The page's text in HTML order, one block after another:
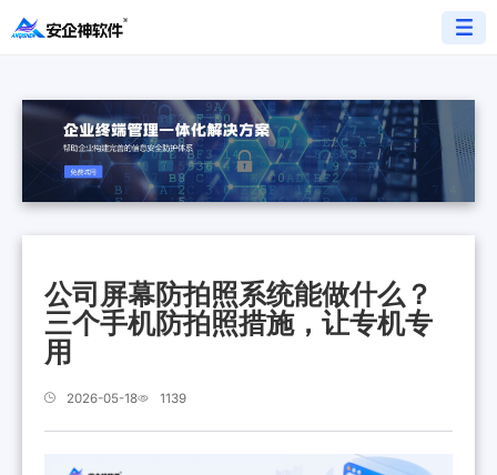
公司屏幕防拍照系统能做什么？
三个手机防拍照措施，让专机专
用
2026-05-18 1139